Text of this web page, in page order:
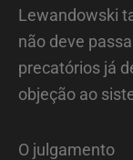
Lewandowski
não deve
precatórios já
objeção ao
O julgamento